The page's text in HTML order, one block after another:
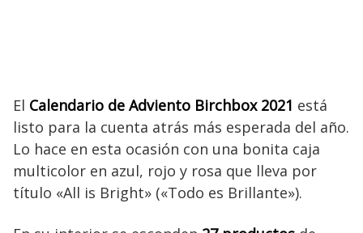
El Calendario de Adviento Birchbox 2021 está
listo para la cuenta atrás más esperada del año.
Lo hace en esta ocasión con una bonita caja
multicolor en azul, rojo y rosa que lleva por
título «All is Bright» («Todo es Brillante»).